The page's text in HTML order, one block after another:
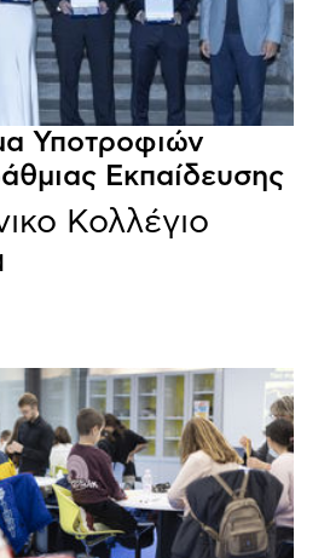
Υποτροφιών
Εκπαίδευσης
Κολλέγιο